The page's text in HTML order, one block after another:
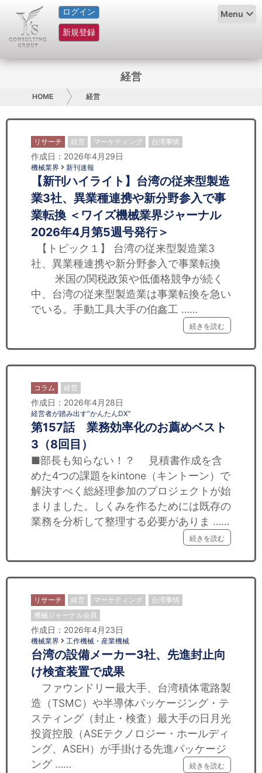
ログイン
新規登録
Menu
HOME
サービス紹介
グループ概要
お問い合わせ
日本人にPR
コンサルティング
リサーチ
セミナー
経済ニュース
ＩＴ
経営
HOME 経営
リサーチ 経営 マーケティング 台湾事情
作成日：2026年4月29日
機械業界 新刊速報
【新刊ハイライト】台湾の従来型製造
業3社、異業種連携や新分野参入で事
業転換 ＜ワイズ機械業界ジャーナル
2026年4月第5週号発行＞
【トピック１】 台湾の従来型製造業3
社、異業種連携や新分野参入で事業転換
米国の関税政策や低価格競争が続く
中、台湾の従来型製造業は事業転換を急い
でいる。手動工具大手の伯鑫工 ……
続きを読む
コラム 経営
作成日：2026年4月28日
経営者が踏み出す”かんたんDX”
第157話 業務効率化のお薦めベスト
3（8回目）
■部長も知らない！？ 見積書作成を含
めた4つの課題をkintone（キントーン）で
解決すべく総経理参加のプロジェクトが始
まりました。しくみを作るためには既存の
業務を分析して整理する必要がありま ……
続きを読む
リサーチ 経営 マーケティング
台湾事情
機械ジャーナル会員
作成日：2026年4月23日
機械業界 工作機械・産業機械
台湾の設備メーカー3社、先進封止向
け検査装置で成果
ファウンドリー最大手、台湾積体電路製
造（TSMC）や半導体パッケージング・テ
スティング（封止・検査）最大手の日月光
投資控股（ASEテクノロジー・ホールディ
ング、ASEH）が手掛ける先進パッケージ
ング ……
続きを読む